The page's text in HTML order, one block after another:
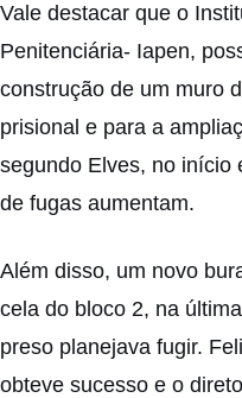
Vale destacar que o
Penitenciária- Iapen,
construção de um muro
prisional e para a
segundo Elves, no início
de fugas aumentam.
Além disso, um novo
cela do bloco 2, na
preso planejava fugir.
obteve sucesso e o